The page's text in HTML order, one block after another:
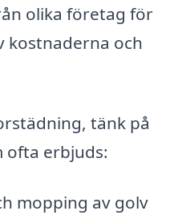
olika företag för
kostnaderna och
tänk på
ofta erbjuds:
mopping av golv